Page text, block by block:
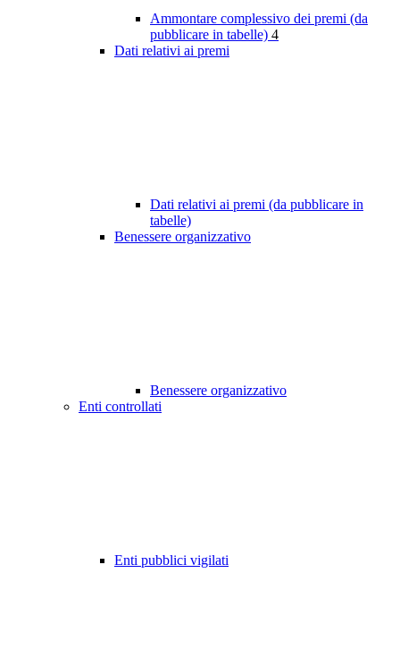
Ammontare complessivo dei premi (da
pubblicare in tabelle) 4
Dati relativi ai premi
Dati relativi ai premi (da pubblicare in
tabelle)
Benessere organizzativo
Benessere organizzativo
Enti controllati
Enti pubblici vigilati